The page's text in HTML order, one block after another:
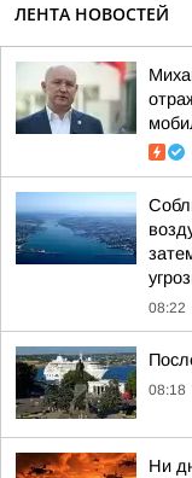
ЛЕНТА НОВОСТЕЙ
08:22
08:18
Ни